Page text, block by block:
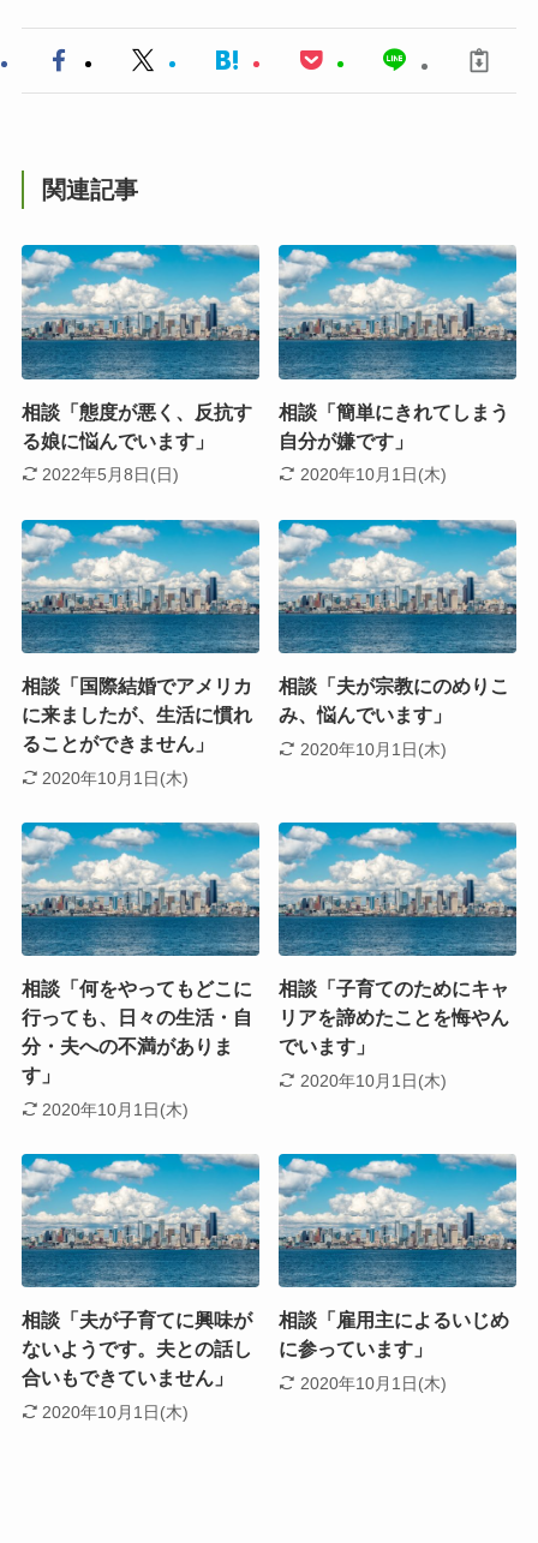
関連記事
相談「態度が悪く、反抗す
る娘に悩んでいます」
2022年5月8日(日)
相談「簡単にきれてしまう
自分が嫌です」
2020年10月1日(木)
相談「国際結婚でアメリカ
に来ましたが、生活に慣れ
ることができません」
2020年10月1日(木)
相談「夫が宗教にのめりこ
み、悩んでいます」
2020年10月1日(木)
相談「何をやってもどこに
行っても、日々の生活・自
分・夫への不満がありま
す」
2020年10月1日(木)
相談「子育てのためにキャ
リアを諦めたことを悔やん
でいます」
2020年10月1日(木)
相談「夫が子育てに興味が
ないようです。夫との話し
合いもできていません」
2020年10月1日(木)
相談「雇用主によるいじめ
に参っています」
2020年10月1日(木)